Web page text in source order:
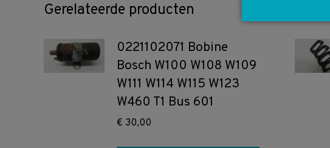
Gerelateerde producten
0221102071 Bobine
Bosch W100 W108 W109
W111 W114 W115 W123
W460 T1 Bus 601
€ 30,00